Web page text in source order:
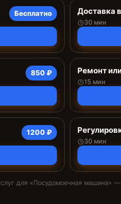
Бесплатно Доставка
30 мин
850 ₽ Ремонт
15 мин
1200 ₽
30 мин
для «Посудомоечная машина» —